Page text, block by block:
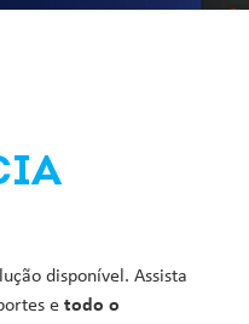
disponível. Assista
e todo o